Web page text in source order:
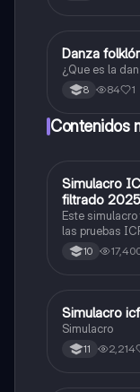
Artes
Danza
¿Que es la
8 84 1
Contenidos
ICFES:
Simulacro
filtrado 2025
Este
las pruebas
500/500. Y
quieras,
10
ICFES:
Simulacro
Simulacro
11 2,214